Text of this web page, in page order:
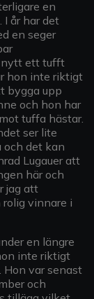
en
I år har det
en seger
nytt ett tufft
hon inte riktigt
bygga upp
och hon har
tuffa hästar.
ser lite
och det kan
Lugauer att
här och
jag att
rolig vinnare i
en längre
inte riktigt
Hon var senast
och